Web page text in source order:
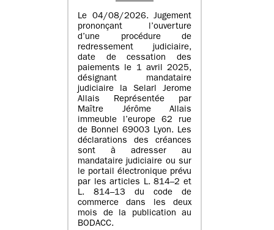
Le 04/08/2026. Jugement
prononçant l’ouverture
d’une procédure de
redressement judiciaire,
date de cessation des
paiements le 1 avril 2025,
désignant mandataire
judiciaire la Selarl Jerome
Allais Représentée par
Maître Jérôme Allais
immeuble l’europe 62 rue
de Bonnel 69003 Lyon. Les
déclarations des créances
sont à adresser au
mandataire judiciaire ou sur
le portail électronique prévu
par les articles L. 814–2 et
L. 814–13 du code de
commerce dans les deux
mois de la publication au
BODACC.